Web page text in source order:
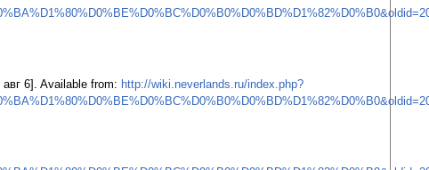
6]. Available from: http://wiki.neverlands.ru/index.php?